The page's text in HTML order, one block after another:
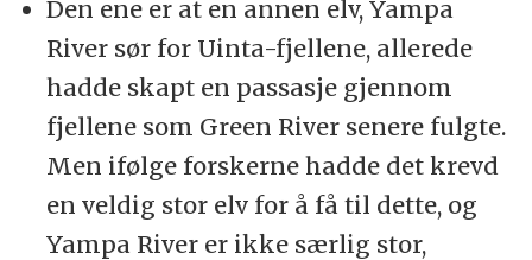
Den ene er at en annen elv, Yampa
River sør for Uinta-fjellene, allerede
hadde skapt en passasje gjennom
fjellene som Green River senere fulgte.
Men ifølge forskerne hadde det krevd
en veldig stor elv for å få til dette, og
Yampa River er ikke særlig stor,